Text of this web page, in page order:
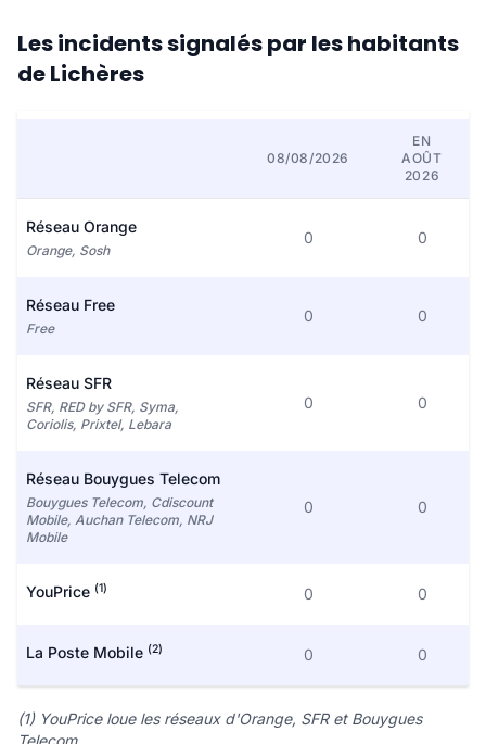
Les incidents signalés par les habitants
de Lichères
08/08/2026
EN
AOÛT
2026
Réseau Orange
Orange, Sosh
0 0
Réseau Free
Free
0 0
Réseau SFR
SFR, RED by SFR, Syma,
Coriolis, Prixtel, Lebara
0 0
Réseau Bouygues Telecom
Bouygues Telecom, Cdiscount
Mobile, Auchan Telecom, NRJ
Mobile
0 0
YouPrice (1) 0 0
La Poste Mobile (2) 0 0
(1) YouPrice loue les réseaux d'Orange, SFR et Bouygues
Telecom